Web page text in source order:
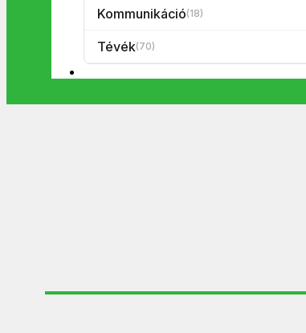
Kommunikáció(18)
Tévék(70)